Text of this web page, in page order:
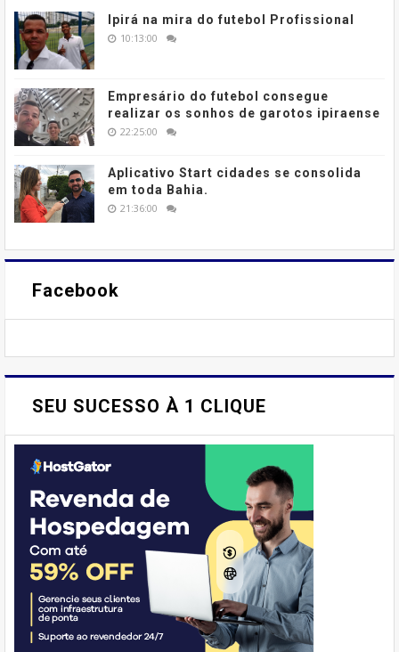
Ipirá na mira do futebol Profissional
10:13:00
Empresário do futebol consegue
realizar os sonhos de garotos ipiraense
22:25:00
Aplicativo Start cidades se consolida
em toda Bahia.
21:36:00
Facebook
SEU SUCESSO À 1 CLIQUE